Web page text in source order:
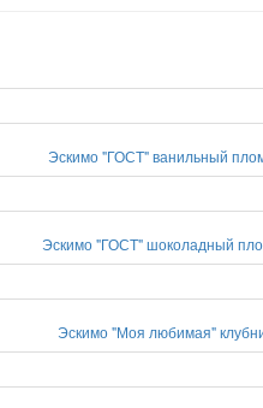
Эскимо "ГОСТ" ванильный
Эскимо "ГОСТ" шоколадный
Эскимо "Моя любимая"